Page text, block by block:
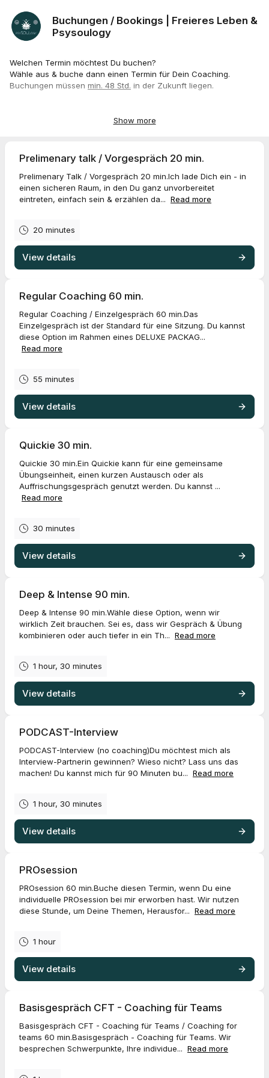
Buchungen / Bookings | Freieres Leben &
Psysoulogy
Welchen Termin möchtest Du buchen?
Wähle aus & buche dann einen Termin für Dein Coaching.
Buchungen müssen min. 48 Std. in der Zukunft liegen.
Pick one & book a free slot for your Coaching after.
Show more
Prelimenary talk / Vorgespräch 20 min.
Prelimenary Talk / Vorgespräch 20 min.Ich lade Dich ein - in
einen sicheren Raum, in den Du ganz unvorbereitet
eintreten, einfach sein & erzählen da... Read more
20 minutes
View details
Regular Coaching 60 min.
Regular Coaching / Einzelgespräch 60 min.Das
Einzelgespräch ist der Standard für eine Sitzung. Du kannst
diese Option im Rahmen eines DELUXE PACKAG...
Read more
55 minutes
View details
Quickie 30 min.
Quickie 30 min.Ein Quickie kann für eine gemeinsame
Übungseinheit, einen kurzen Austausch oder als
Auffrischungsgespräch genutzt werden. Du kannst ...
Read more
30 minutes
View details
Deep & Intense 90 min.
Deep & Intense 90 min.Wähle diese Option, wenn wir
wirklich Zeit brauchen. Sei es, dass wir Gespräch & Übung
kombinieren oder auch tiefer in ein Th... Read more
1 hour, 30 minutes
View details
PODCAST-Interview
PODCAST-Interview (no coaching)Du möchtest mich als
Interview-Partnerin gewinnen? Wieso nicht? Lass uns das
machen! Du kannst mich für 90 Minuten bu... Read more
1 hour, 30 minutes
View details
PROsession
PROsession 60 min.Buche diesen Termin, wenn Du eine
individuelle PROsession bei mir erworben hast. Wir nutzen
diese Stunde, um Deine Themen, Herausfor... Read more
1 hour
View details
Basisgespräch CFT - Coaching für Teams
Basisgespräch CFT - Coaching für Teams / Coaching for
teams 60 min.Basisgespräch - Coaching für Teams. Wir
besprechen Schwerpunkte, Ihre individue... Read more